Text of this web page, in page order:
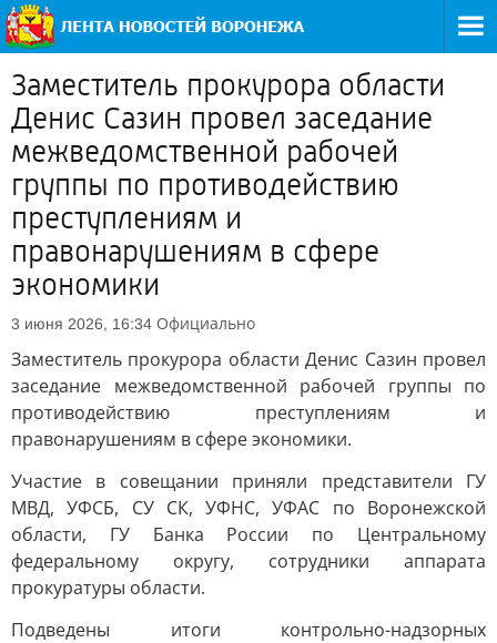
Заместитель прокурора области
Денис Сазин провел заседание
межведомственной рабочей
группы по противодействию
преступлениям и
правонарушениям в сфере
экономики
3 июня 2026, 16:34 Официально
Заместитель прокурора области Денис Сазин провел
заседание межведомственной рабочей группы по
противодействию преступлениям и
правонарушениям в сфере экономики.
Участие в совещании приняли представители ГУ
МВД, УФСБ, СУ СК, УФНС, УФАС по Воронежской
области, ГУ Банка России по Центральному
федеральному округу, сотрудники аппарата
прокуратуры области.
Подведены итоги контрольно-надзорных